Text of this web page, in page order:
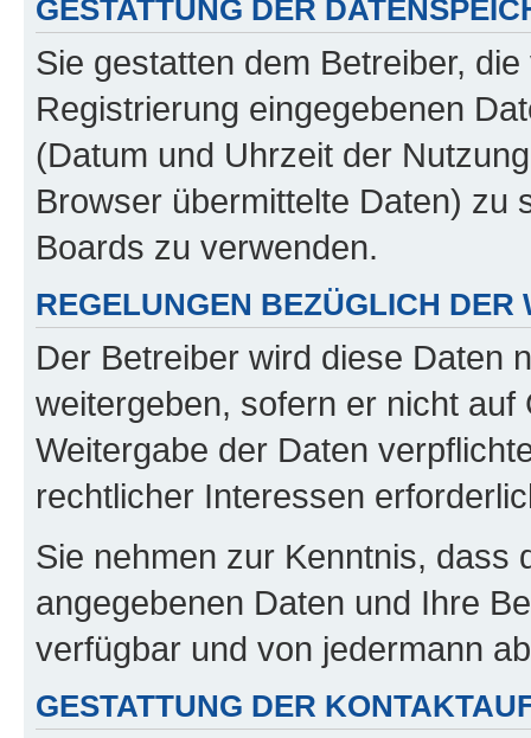
GESTATTUNG DER
Sie gestatten dem Betreiber,
Registrierung eingegebenen
(Datum und Uhrzeit der
Browser übermittelte Daten) zu
Boards zu verwenden.
REGELUNGEN BEZÜGLICH DER
Der Betreiber wird diese Daten
weitergeben, sofern er nicht
Weitergabe der Daten
rechtlicher Interessen
Sie nehmen zur Kenntnis, dass
angegebenen Daten und Ihre
verfügbar und von jedermann
GESTATTUNG DER